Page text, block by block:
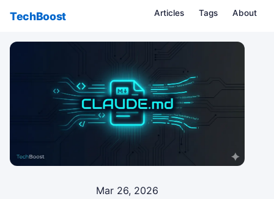
TechBoost Articles Tags About
Mar 26, 2026